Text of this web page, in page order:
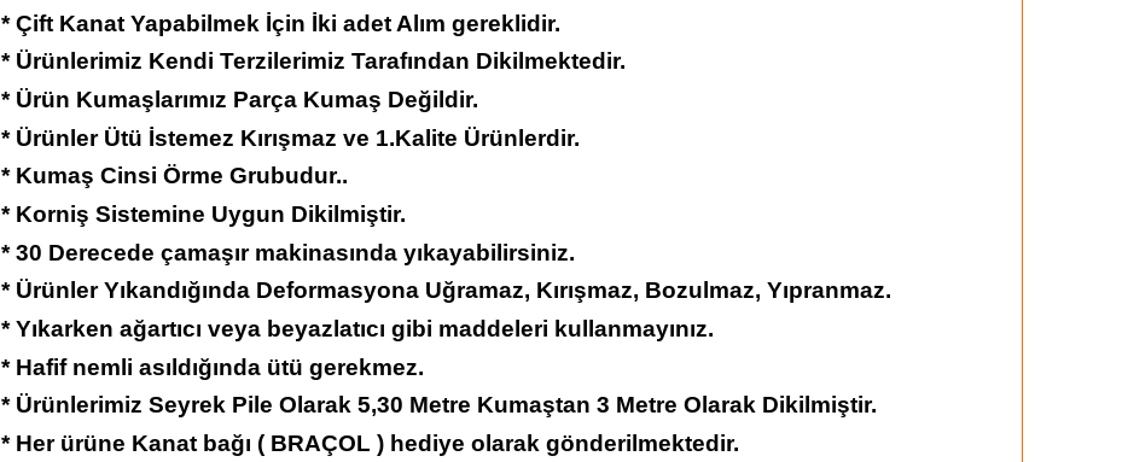
* Çift Kanat Yapabilmek İçin İki adet Alım gereklidir.
* Ürünlerimiz Kendi Terzilerimiz Tarafından Dikilmektedir.
* Ürün Kumaşlarımız Parça Kumaş Değildir.
* Ürünler Ütü İstemez Kırışmaz ve 1.Kalite Ürünlerdir.
* Kumaş Cinsi Örme Grubudur..
* Korniş Sistemine Uygun Dikilmiştir.
* 30 Derecede çamaşır makinasında yıkayabilirsiniz.
* Ürünler Yıkandığında Deformasyona Uğramaz, Kırışmaz, Bozulmaz, Yıpranmaz.
* Yıkarken ağartıcı veya beyazlatıcı gibi maddeleri kullanmayınız.
* Hafif nemli asıldığında ütü gerekmez.
* Ürünlerimiz Seyrek Pile Olarak 5,30 Metre Kumaştan 3 Metre Olarak Dikilmiştir.
* Her ürüne Kanat bağı ( BRAÇOL ) hediye olarak gönderilmektedir.